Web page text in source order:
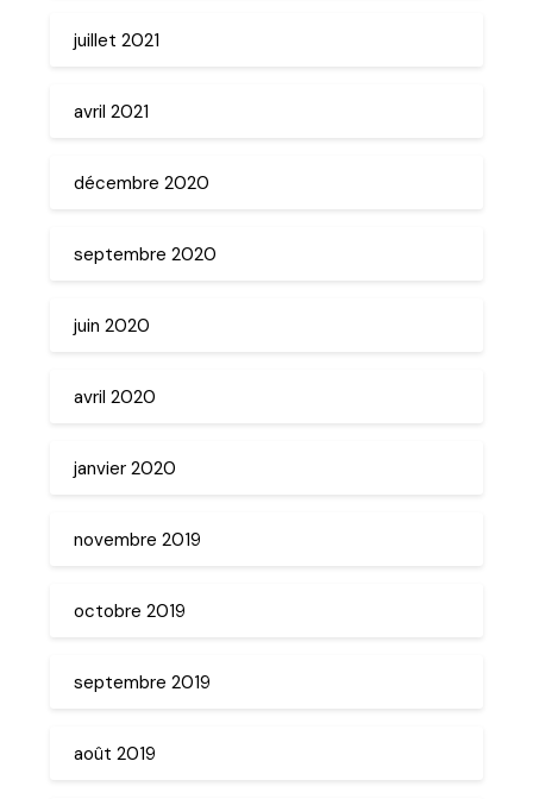
juillet 2021
avril 2021
décembre 2020
septembre 2020
juin 2020
avril 2020
janvier 2020
novembre 2019
octobre 2019
septembre 2019
août 2019